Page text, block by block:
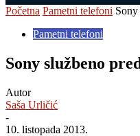
Početna Pametni telefoni
Pametni telefoni
Sony službeno
Autor
Saša Urličić
-
10. listopada 2013.